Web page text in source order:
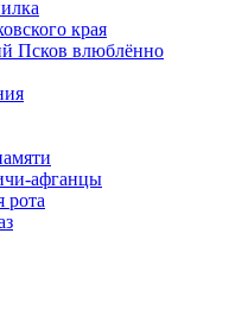
края
Псков влюблённо
афганцы
рота